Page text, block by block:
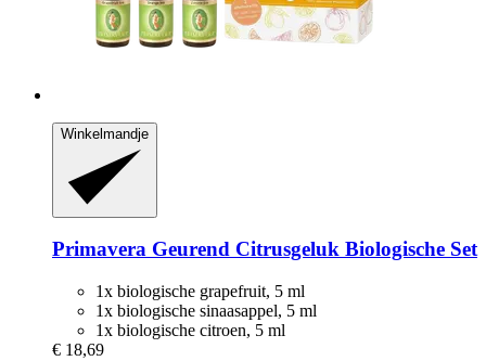
Winkelmandje
Primavera Geurend Citrusgeluk Biologische Set
1x biologische grapefruit, 5 ml
1x biologische sinaasappel, 5 ml
1x biologische citroen, 5 ml
€ 18,69